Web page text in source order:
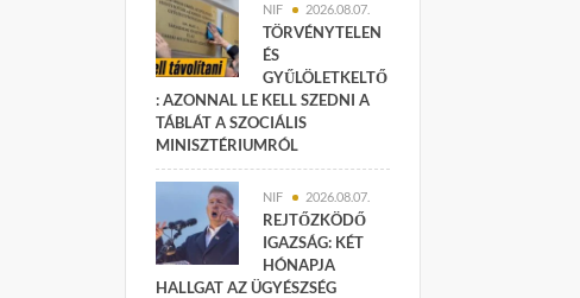
NIF 2026.08.07.
TÖRVÉNYTELEN
ÉS
GYŰLÖLETKELTŐ
: AZONNAL LE KELL SZEDNI A
TÁBLÁT A SZOCIÁLIS
MINISZTÉRIUMRÓL
NIF 2026.08.07.
REJTŐZKÖDŐ
IGAZSÁG: KÉT
HÓNAPJA
HALLGAT AZ ÜGYÉSZSÉG